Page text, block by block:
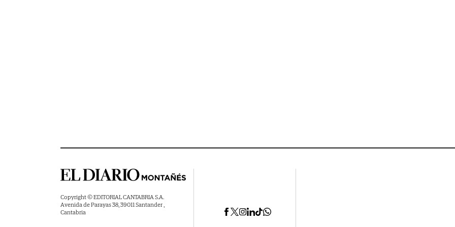
Copyright © EDITORIAL CANTABRIA S.A.
Avenida de Parayas 38, 39011 Santander ,
Cantabria